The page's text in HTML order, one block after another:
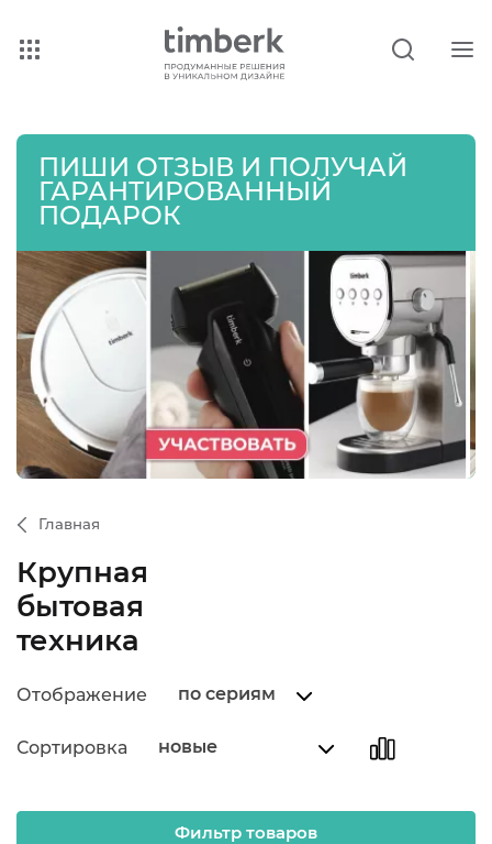
ПИШИ ОТЗЫВ И ПОЛУЧАЙ
ГАРАНТИРОВАННЫЙ
ПОДАРОК
Главная
Крупная
бытовая
техника
Отображение по сериям
Сортировка новые
Фильтр товаров